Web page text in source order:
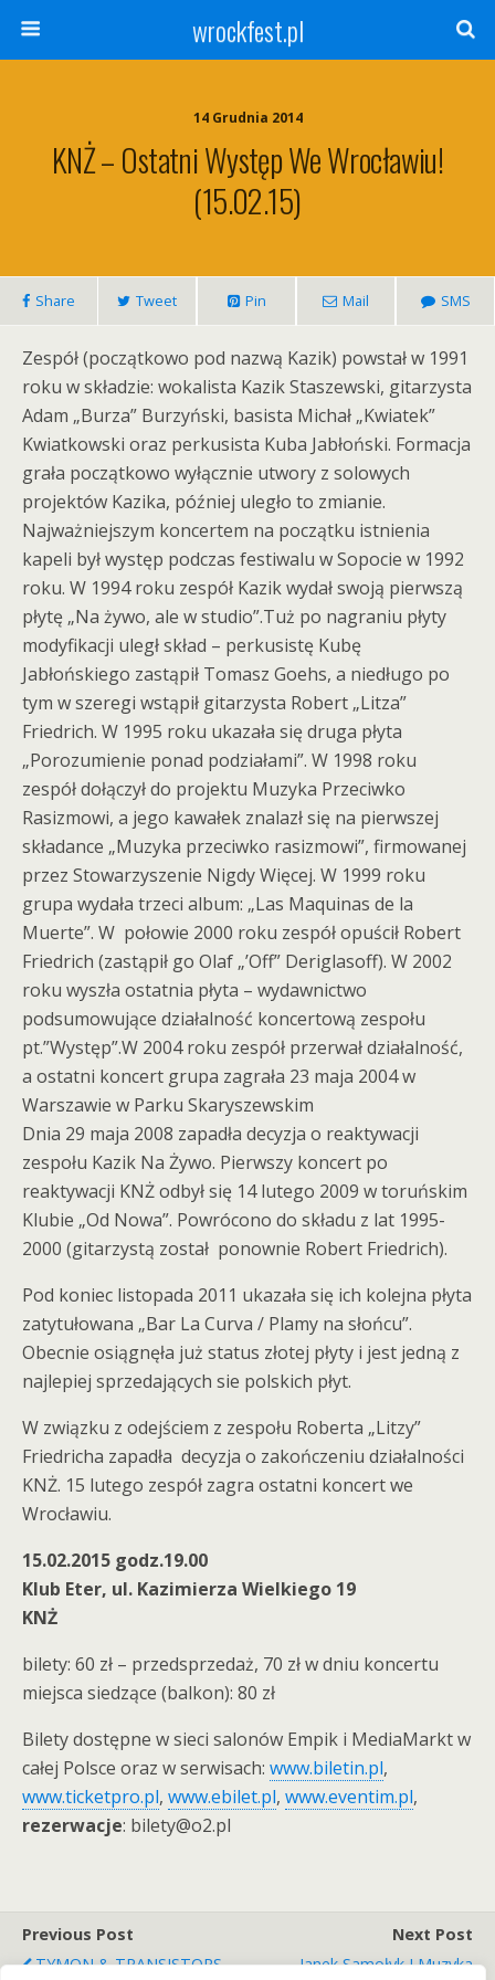
wrockfest.pl
14 Grudnia 2014
KNŻ – Ostatni Występ We Wrocławiu!
(15.02.15)
Share Tweet Pin Mail SMS
Zespół (początkowo pod nazwą Kazik) powstał w 1991
roku w składzie: wokalista Kazik Staszewski, gitarzysta
Adam „Burza” Burzyński, basista Michał „Kwiatek”
Kwiatkowski oraz perkusista Kuba Jabłoński. Formacja
grała początkowo wyłącznie utwory z solowych
projektów Kazika, później uległo to zmianie.
Najważniejszym koncertem na początku istnienia
kapeli był występ podczas festiwalu w Sopocie w 1992
roku. W 1994 roku zespół Kazik wydał swoją pierwszą
płytę „Na żywo, ale w studio”.Tuż po nagraniu płyty
modyfikacji uległ skład – perkusistę Kubę
Jabłońskiego zastąpił Tomasz Goehs, a niedługo po
tym w szeregi wstąpił gitarzysta Robert „Litza”
Friedrich. W 1995 roku ukazała się druga płyta
„Porozumienie ponad podziałami”. W 1998 roku
zespół dołączył do projektu Muzyka Przeciwko
Rasizmowi, a jego kawałek znalazł się na pierwszej
składance „Muzyka przeciwko rasizmowi”, firmowanej
przez Stowarzyszenie Nigdy Więcej. W 1999 roku
grupa wydała trzeci album: „Las Maquinas de la
Muerte”. W połowie 2000 roku zespół opuścił Robert
Friedrich (zastąpił go Olaf „’Off” Deriglasoff). W 2002
roku wyszła ostatnia płyta – wydawnictwo
podsumowujące działalność koncertową zespołu
pt.”Występ”.W 2004 roku zespół przerwał działalność,
a ostatni koncert grupa zagrała 23 maja 2004 w
Warszawie w Parku Skaryszewskim
Dnia 29 maja 2008 zapadła decyzja o reaktywacji
zespołu Kazik Na Żywo. Pierwszy koncert po
reaktywacji KNŻ odbył się 14 lutego 2009 w toruńskim
Klubie „Od Nowa”. Powrócono do składu z lat 1995-
2000 (gitarzystą został ponownie Robert Friedrich).
Pod koniec listopada 2011 ukazała się ich kolejna płyta
zatytułowana „Bar La Curva / Plamy na słońcu”.
Obecnie osiągnęła już status złotej płyty i jest jedną z
najlepiej sprzedających sie polskich płyt.
W związku z odejściem z zespołu Roberta „Litzy”
Friedricha zapadła decyzja o zakończeniu działalności
KNŻ. 15 lutego zespół zagra ostatni koncert we
Wrocławiu.
15.02.2015 godz.19.00
Klub Eter, ul. Kazimierza Wielkiego 19
KNŻ
bilety: 60 zł – przedsprzedaż, 70 zł w dniu koncertu
miejsca siedzące (balkon): 80 zł
Bilety dostępne w sieci salonów Empik i MediaMarkt w
całej Polsce oraz w serwisach: www.biletin.pl,
www.ticketpro.pl, www.ebilet.pl, www.eventim.pl,
rezerwacje: bilety@o2.pl
Previous Post
TYMON & TRANSISTORS
Next Post
Janek Samołyk I Muzyka